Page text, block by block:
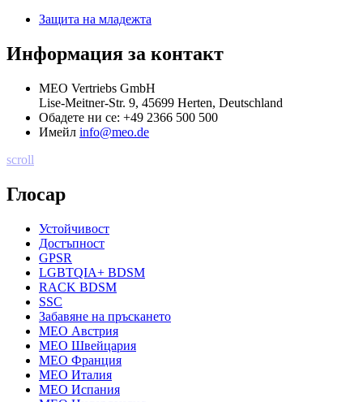
Защита на младежта
Информация за контакт
MEO Vertriebs GmbH
Lise-Meitner-Str. 9, 45699 Herten, Deutschland
Обадете ни се: +49 2366 500 500
Имейл info@meo.de
scroll
Глосар
Устойчивост
Достъпност
GPSR
LGBTQIA+ BDSM
RACK BDSM
SSC
Забавяне на пръскането
MEO Австрия
MEO Швейцария
MEO Франция
MEO Италия
MEO Испания